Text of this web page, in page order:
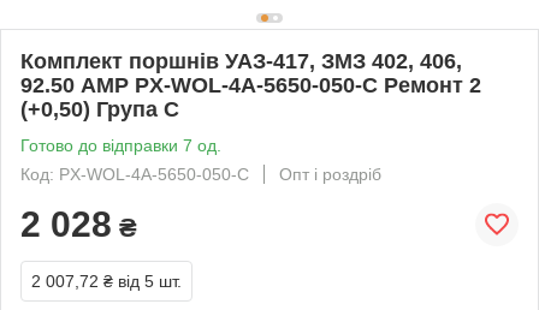
Комплект поршнів УАЗ-417, ЗМЗ 402, 406,
92.50 AMP PX-WOL-4A-5650-050-C Ремонт 2
(+0,50) Група С
Готово до відправки 7 од.
Код: PX-WOL-4A-5650-050-C
Опт і роздріб
2 028 ₴
2 007,72 ₴ від 5 шт.